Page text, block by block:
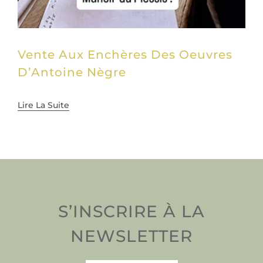
Vente Aux Enchères Des Oeuvres
D’Antoine Nègre
Lire La Suite
S’INSCRIRE À LA
NEWSLETTER